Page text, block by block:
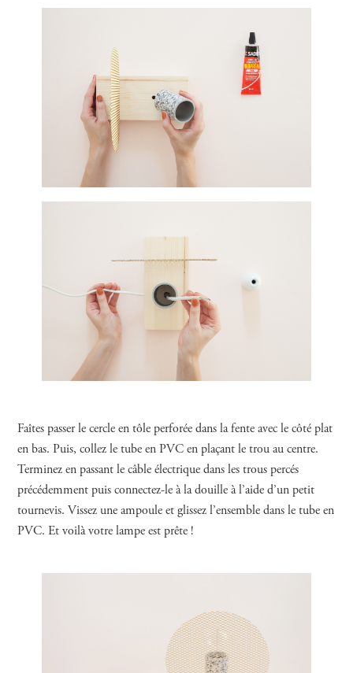
Faîtes passer le cercle en tôle perforée dans la fente avec le côté plat
en bas. Puis, collez le tube en PVC en plaçant le trou au centre.
Terminez en passant le câble électrique dans les trous percés
précédemment puis connectez-le à la douille à l’aide d’un petit
tournevis. Vissez une ampoule et glissez l’ensemble dans le tube en
PVC. Et voilà votre lampe est prête !